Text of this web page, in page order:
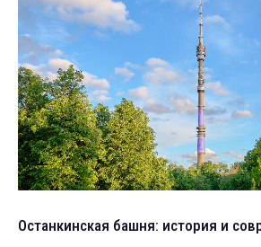
Останкинская башня: история и